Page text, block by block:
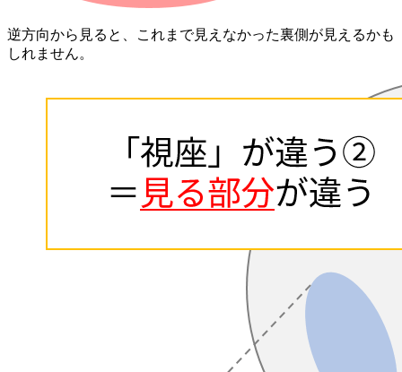
逆方向から見ると、これまで見えなかった裏側が見えるかも
しれません。